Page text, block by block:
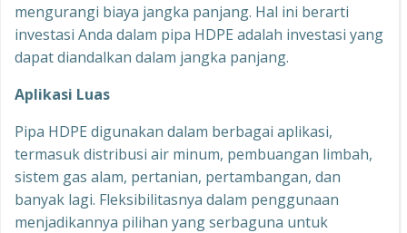
mengurangi biaya jangka panjang. Hal ini berarti
investasi Anda dalam pipa HDPE adalah investasi yang
dapat diandalkan dalam jangka panjang.
Aplikasi Luas
Pipa HDPE digunakan dalam berbagai aplikasi,
termasuk distribusi air minum, pembuangan limbah,
sistem gas alam, pertanian, pertambangan, dan
banyak lagi. Fleksibilitasnya dalam penggunaan
menjadikannya pilihan yang serbaguna untuk